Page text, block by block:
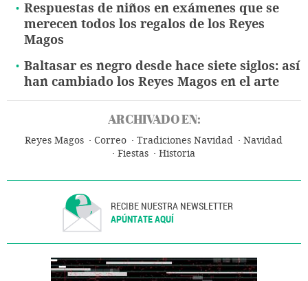
Respuestas de niños en exámenes que se
merecen todos los regalos de los Reyes
Magos
Baltasar es negro desde hace siete siglos: así
han cambiado los Reyes Magos en el arte
ARCHIVADO EN:
Reyes Magos Correo Tradiciones Navidad
Navidad
Fiestas
Historia
RECIBE NUESTRA NEWSLETTER
APÚNTATE AQUÍ